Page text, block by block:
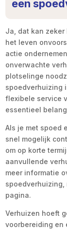
een
Ja, dat kan zeker
het leven
actie
onverwachte
plotselinge
spoedverhuizing
flexibele service
essentieel
Als je met spoed
snel mogelijk
om op korte
aanvullende
meer informatie
spoedverhuizing,
pagina.
Verhuizen hoeft
voorbereiding en